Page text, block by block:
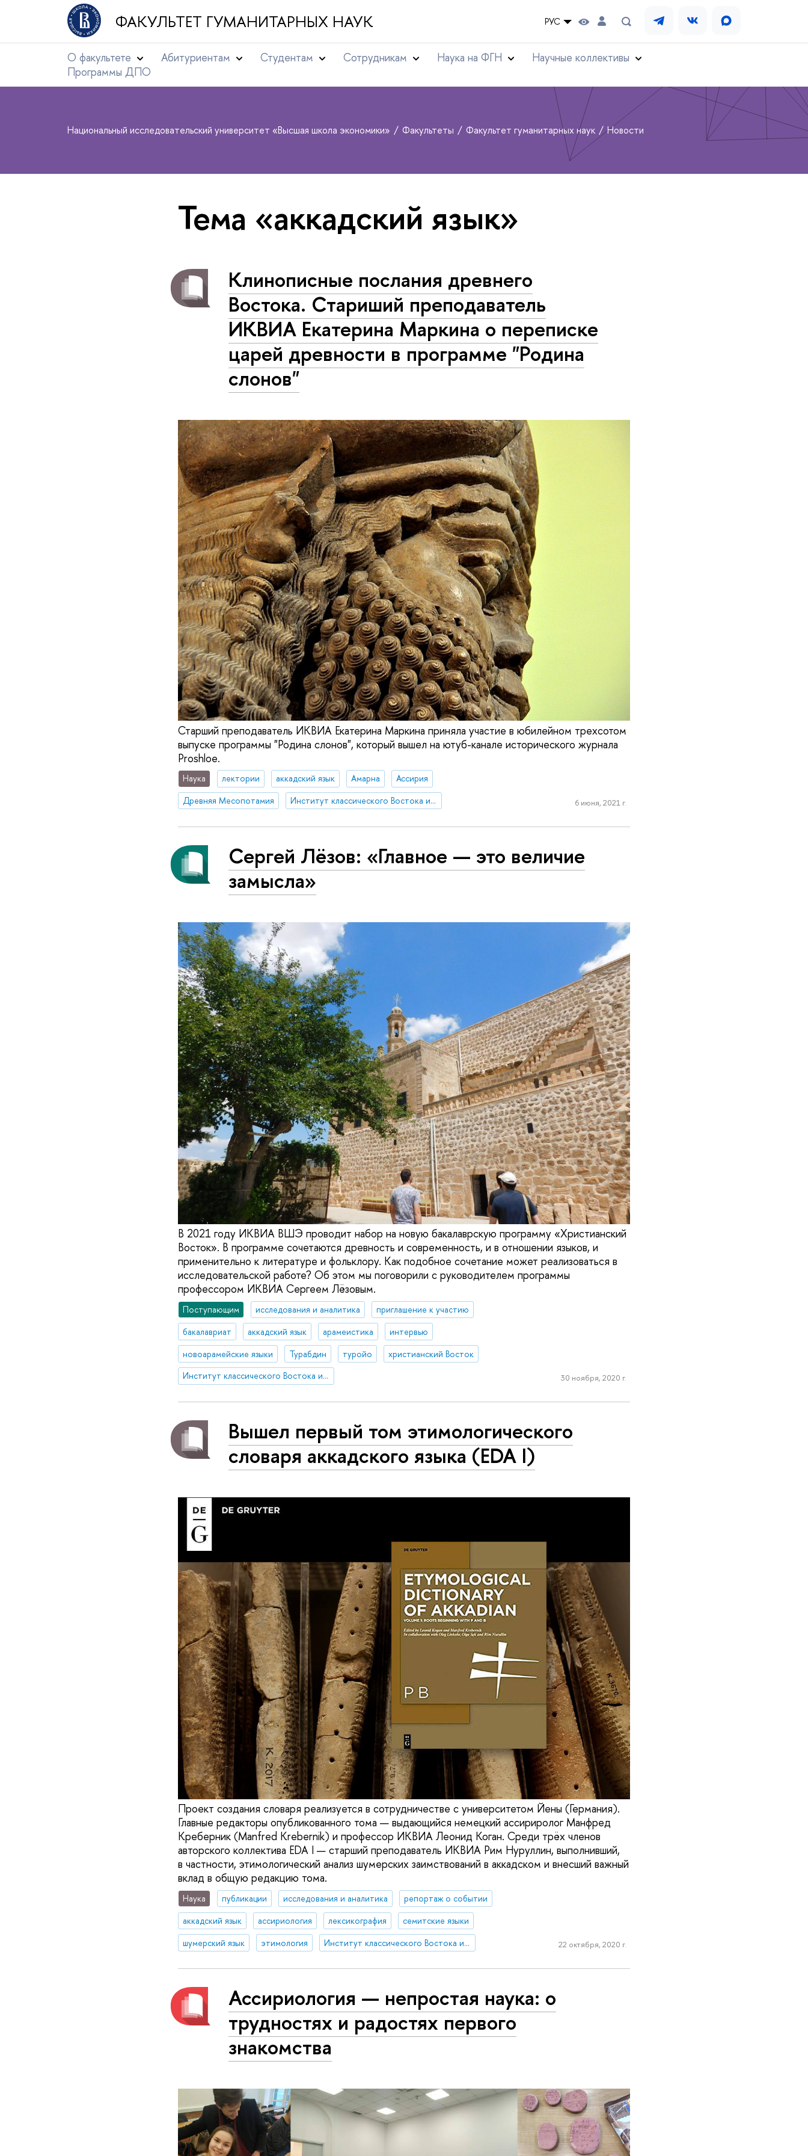
ФАКУЛЬТЕТ ГУМАНИТАРНЫХ НАУК РУС
О факультете Абитуриентам Студентам Сотрудникам Наука на ФГН
Научные коллективы
Программы ДПО
Национальный исследовательский университет «Высшая школа экономики» Факультеты Факультет гуманитарных наук Новости
Тема «аккадский язык»
Клинописные послания древнего
Востока. Стариший преподаватель
ИКВИА Екатерина Маркина о переписке
царей древности в программе "Родина
слонов"
Старший преподаватель ИКВИА Екатерина Маркина приняла участие в юбилейном трехсотом
выпуске программы "Родина слонов", который вышел на ютуб-канале исторического журнала
Proshloe.
Наука лектории аккадский язык Амарна
Ассирия
Древняя Месопотамия
Институт классического Востока и античности 6 июня, 2021 г.
Сергей Лёзов: «Главное — это величие
замысла»
В 2021 году ИКВИА ВШЭ проводит набор на новую бакалаврскую программу «Христианский
Восток». В программе сочетаются древность и современность, и в отношении языков, и
применительно к литературе и фольклору. Как подобное сочетание может реализоваться в
исследовательской работе? Об этом мы поговорили с руководителем программы
профессором ИКВИА Сергеем Лёзовым.
Поступающим исследования и аналитика
приглашение к участию
бакалавриат
аккадский язык арамеистика
интервью
новоарамейские языки
Турабдин туройо
христианский Восток
Институт классического Востока и античности
30 ноября, 2020 г.
Вышел первый том этимологического
словаря аккадского языка (EDA I)
Проект создания словаря реализуется в сотрудничестве с университетом Йены (Германия).
Главные редакторы опубликованного тома — выдающийся немецкий ассириролог Манфред
Креберник (Manfred Krebernik) и профессор ИКВИА Леонид Коган. Cреди трёх членов
авторского коллектива EDA I — старший преподаватель ИКВИА Рим Нуруллин, выполнивший,
в частности, этимологический анализ шумерских заимствований в аккадском и внесший важный
вклад в общую редакцию тома.
Наука публикации исследования и аналитика
репортаж о событии
аккадский язык
ассириология лексикография
семитские языки
шумерский язык
этимология Институт классического Востока и античности 22 октября, 2020 г.
Ассириология — непростая наука: о
трудностях и радостях первого
знакомства